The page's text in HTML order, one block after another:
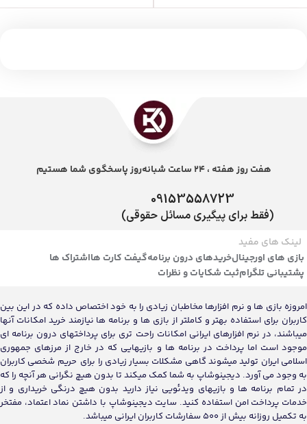
هفت روز هفته ، 24 ساعت شبانه‌روز پاسخگوی شما هستیم
09153558723
(فقط برای پیگیری مسائل حقوقی)
لینک های مفید
بازی های اورجینالخریدهای درون برنامهگیفت کارت هااشتراک ها
پشتیبانی تلگرامثبت شکایات و نظرات
امروزه بازی ها و نرم افزارها مخاطبان زیادی را به خود اختصاص داده که در این بین
کاربران برای استفاده بهتر و کاملتر از بازی ها و برنامه ها نیازمند خرید امکانات آنها
میباشند، در نرم افزارهای ایرانی امکانات راحت تری برای پرداختهای درون برنامه ای
موجود است اما پرداخت در برنامه ها و بازیهایی که در خارج از مرزهای جمهوری
اسلامی ایران تولید میشوند گاهی مشکلات بسیار زیادی را برای حریم شخصی کاربران
به وجود می آورد. دیجینوشاپ به شما کمک میکند تا بدون هیچ نگرانی هر آنچه را که
در تمام برنامه ها و بازیهای ویدئویی نیاز دارید بدون هیچ درنگی خریداری و از
خدمات پرداخت امن استفاده کنید. سایت دیجینوشاپ با داشتن نماد اعتماد، مفتخر
به تکمیل روزانه بیش از 500 سفارشات کاربران ایرانی میباشد.